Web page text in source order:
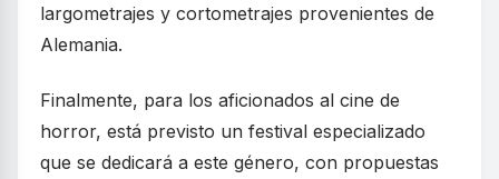
largometrajes y cortometrajes provenientes de
Alemania.
Finalmente, para los aficionados al cine de
horror, está previsto un festival especializado
que se dedicará a este género, con propuestas